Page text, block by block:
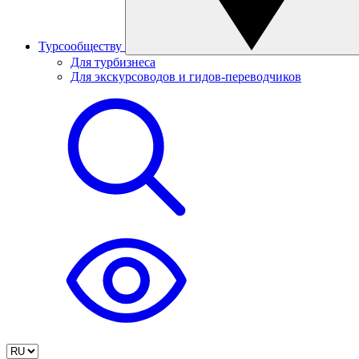
Турсообществу
Для турбизнеса
Для экскурсоводов и гидов-переводчиков